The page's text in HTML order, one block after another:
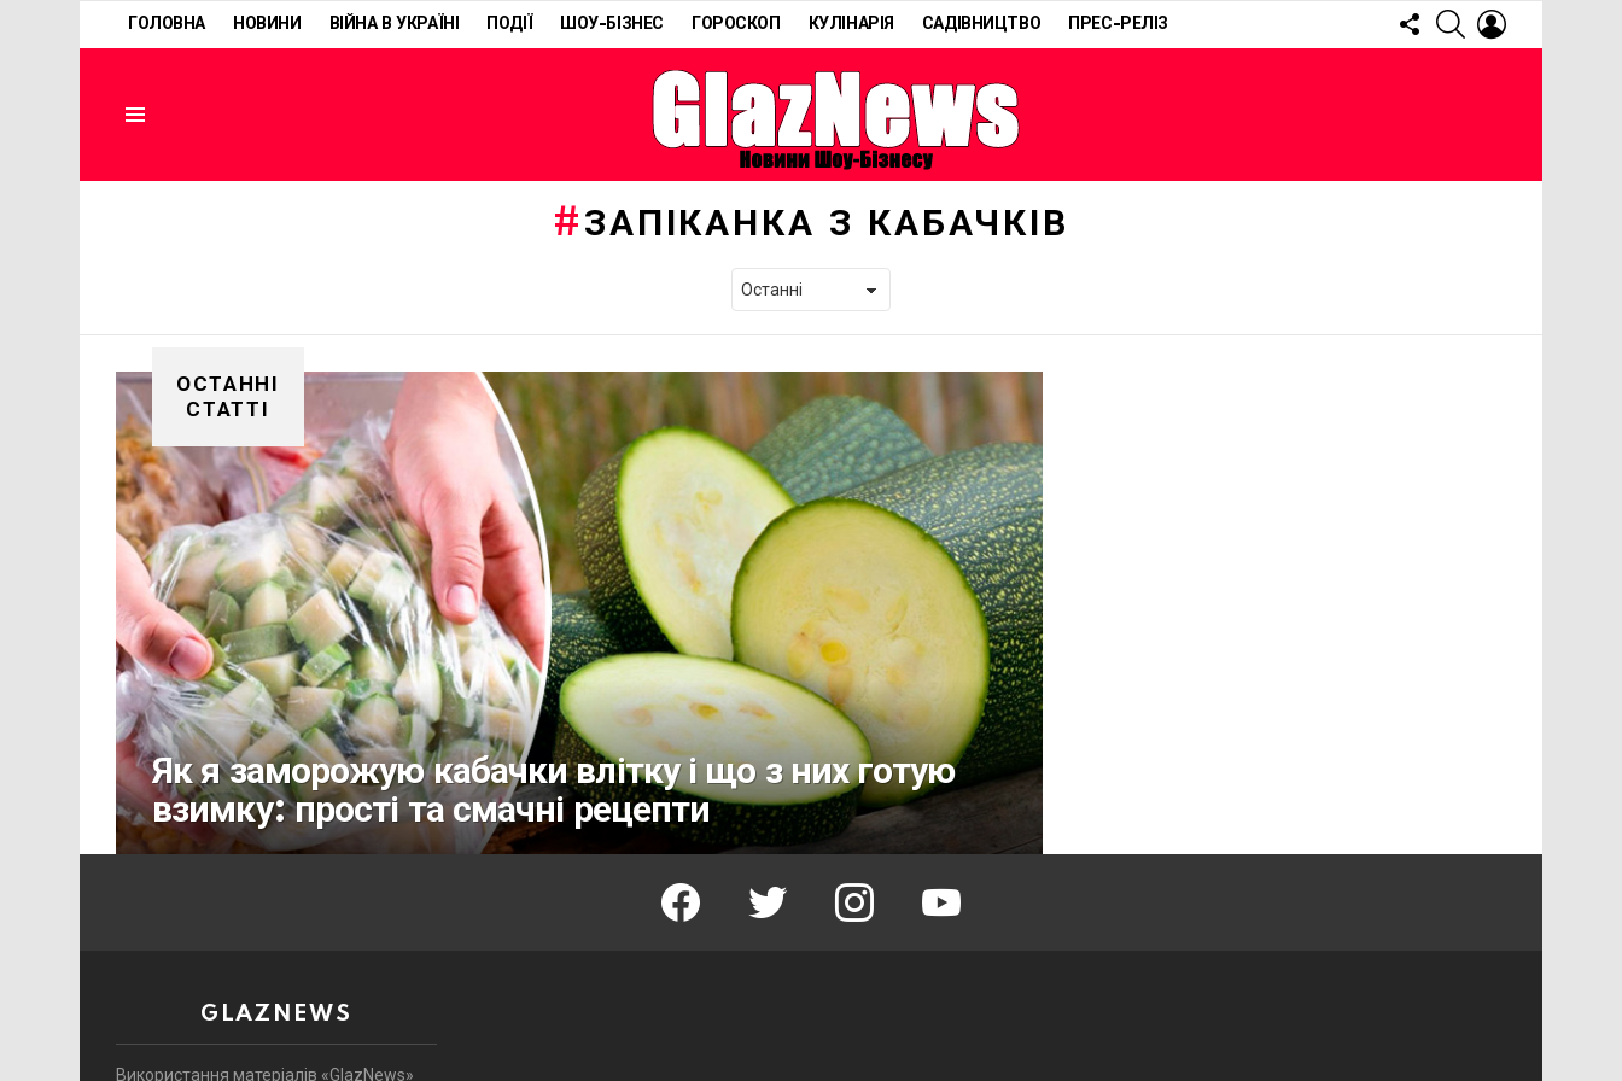
ГОЛОВНА НОВИНИ ВІЙНА В УКРАЇНІ ПОДІЇ ШОУ-БІЗНЕС ГОРОСКОП КУЛІНАРІЯ САДІВНИЦТВО ПРЕС-РЕЛІЗ
FOLLOW
US
SEARCH
ЗАПІКАНКА З КАБАЧКІВ
ОСТАННІ
СТАТТІ
Як я заморожую кабачки влітку і що з них готую
взимку: прості та смачні рецепти
facebook twitter instagram youtube
GLAZNEWS
Використання матеріалів «GlazNews»